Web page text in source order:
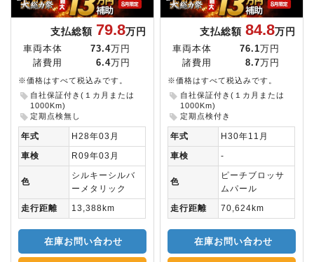
支払総額 79.8万円
車両本体 73.4万円
諸費用
6.4万円
※価格はすべて税込みです。
自社保証付き(１カ月または
1000Km)
定期点検無し
年式
H28年03月
車検
R09年03月
色
シルキーシルバ
ーメタリック
走行距離
13,388km
在庫お問い合わせ
支払総額 84.8万円
車両本体 76.1 万円
諸費用
8.7 万円
※価格はすべて税込みです。
自社保証付き(１カ月または
1000Km)
定期点検付き
年式
H30年11月
車検
-
色
ピーチブロッサ
ムパール
走行距離
70,624km
在庫お問い合わせ